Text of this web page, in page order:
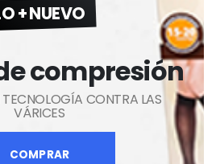
+ NUEVO
compresión
CONTRA LAS
VÁRICES
COMPRAR